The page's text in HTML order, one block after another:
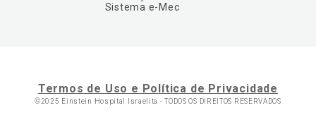
Sistema e-Mec
Termos de Uso e Política de Privacidade
©2025 Einstein Hospital Israelita -TODOS OS DIREITOS RESERVADOS